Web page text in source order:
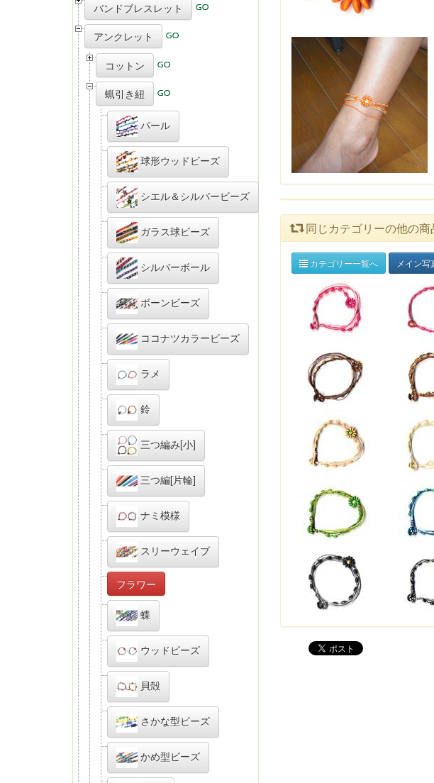
同じカテゴリーの他の商
カテゴリー一覧へ メイン写
バンドブレスレット
アンクレット
コットン
蝋引き紐
パール
球形ウッドビーズ
シエル＆シルバービーズ
ガラス球ビーズ
シルバーボール
ボーンビーズ
ココナツカラービーズ
ラメ
鈴
三つ編み[小]
三つ編[片輪]
ナミ模様
スリーウェイブ
フラワー
蝶
ウッドビーズ
貝殻
さかな型ビーズ
かめ型ビーズ